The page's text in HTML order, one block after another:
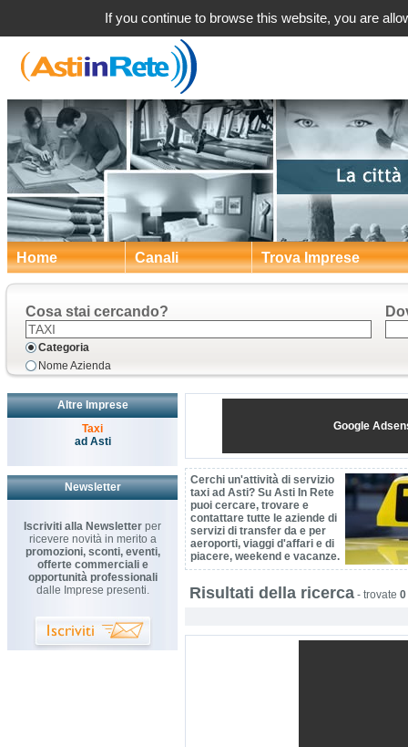
Home Canali Trova Imprese
Cosa stai cercando?
Categoria
Nome Azienda
Altre Imprese
Taxi
ad Asti
Newsletter
Iscriviti alla Newsletter per
ricevere novità in merito a
promozioni, sconti, eventi,
offerte commerciali e
opportunità professionali
dalle Imprese presenti.
Google
Cerchi un'attività di servizio
taxi ad Asti? Su Asti In Rete
puoi cercare, trovare e
contattare tutte le aziende di
servizi di transfer da e per
aeroporti, viaggi d'affari e di
piacere, weekend e vacanze.
Risultati della ricerca - trovate 0
If you continue to browse this website, you are